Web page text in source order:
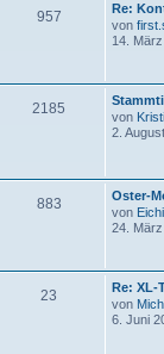
957
Re:
von
14.
2185
von
2.
883
Oster-
von Eichi
24.
23
Re: XL-
von
6. Juni